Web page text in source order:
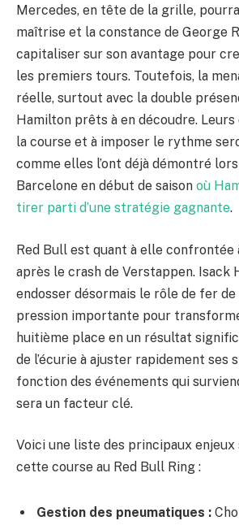
Mercedes, en tête de la grille,
maîtrise et la constance de George
capitaliser sur son avantage pour
les premiers tours. Toutefois, la
réelle, surtout avec la double
Hamilton prêts à en découdre.
la course et à imposer le rythme
comme elles l’ont déjà démontré
Barcelone en début de saison où
tirer parti d’une stratégie gagnante.
Red Bull est quant à elle confrontée
après le crash de Verstappen. Isack
endosser désormais le rôle de fer de
pression importante pour
huitième place en un résultat
de l’écurie à ajuster rapidement ses
fonction des événements qui
sera un facteur clé.
Voici une liste des principaux
cette course au Red Bull Ring :
Gestion des pneumatiques :